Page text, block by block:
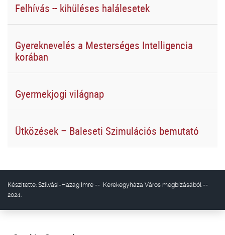
Felhívás -- kihüléses halálesetek
Gyereknevelés a Mesterséges Intelligencia
korában
Gyermekjogi világnap
Ütközések – Baleseti Szimulációs bemutató
Készítette: Szilvási-Hazag Imre -- Kerekegyháza Város megbízásából --
2024.